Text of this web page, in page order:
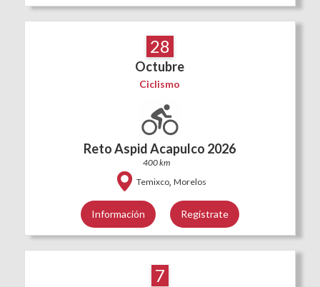
28
Octubre
Ciclismo
Reto Aspid Acapulco 2026
400 km
Temixco, Morelos
Información Regístrate
7